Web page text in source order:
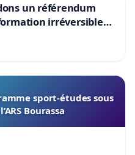
un référendum
irréversible
sport-études sous
Bourassa